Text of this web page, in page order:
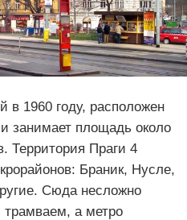
в 1960 году, расположен
и занимает площадь около
Территория Праги 4
Браник, Нусле,
Сюда несложно
трамваем, а метро